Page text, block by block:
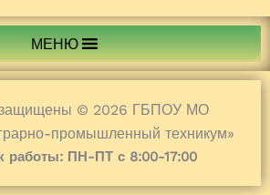
МЕНЮ
защищены © 2026 ГБПОУ МО
промышленный техникум»
работы: ПН-ПТ с 8:00-17:00